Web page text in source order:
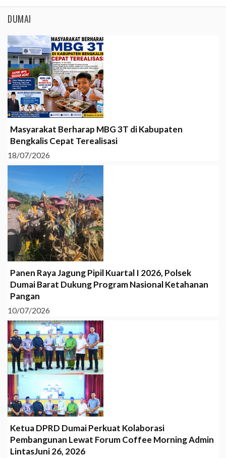
DUMAI
Masyarakat Berharap MBG 3T di Kabupaten
Bengkalis Cepat Terealisasi
18/07/2026
Panen Raya Jagung Pipil Kuartal I 2026, Polsek
Dumai Barat Dukung Program Nasional Ketahanan
Pangan
10/07/2026
Ketua DPRD Dumai Perkuat Kolaborasi
Pembangunan Lewat Forum Coffee Morning Admin
LintasJuni 26, 2026